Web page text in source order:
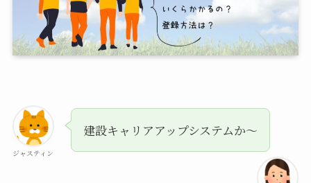
ジャスティン
建設キャリアアップシステムか～